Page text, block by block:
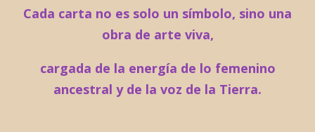
Cada carta no es solo un símbolo, sino una
obra de arte viva,
cargada de la energía de lo femenino
ancestral y de la voz de la Tierra.